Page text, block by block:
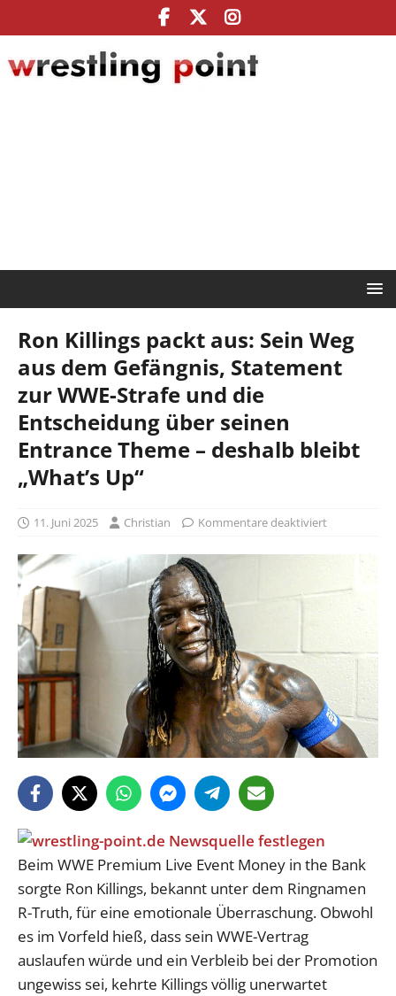
Ron Killings packt aus: Sein Weg
aus dem Gefängnis, Statement
zur WWE-Strafe und die
Entscheidung über seinen
Entrance Theme – deshalb bleibt
„What’s Up“
11. Juni 2025 Christian Kommentare deaktiviert
Beim WWE Premium Live Event Money in the Bank
sorgte Ron Killings, bekannt unter dem Ringnamen
R-Truth, für eine emotionale Überraschung. Obwohl
es im Vorfeld hieß, dass sein WWE-Vertrag
auslaufen würde und ein Verbleib bei der Promotion
ungewiss sei, kehrte Killings völlig unerwartet